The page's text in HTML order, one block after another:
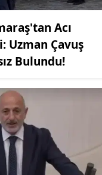
Acı
Uzman Çavuş
Bulundu!